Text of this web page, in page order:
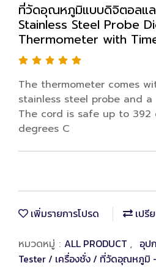
ที่วัดอุณหภูมิแบบดิจิตอลแล
Stainless Steel Probe
Thermometer with
The thermometer comes
stainless steel probe and
The cord is safe up to
degrees C
เพิ่มรายการโปรด เปรี
หมวดหมู่ : ALL PRODUCT , อุป
Tester / เครื่องชั่ง / ที่วัดอุณหภูมิ